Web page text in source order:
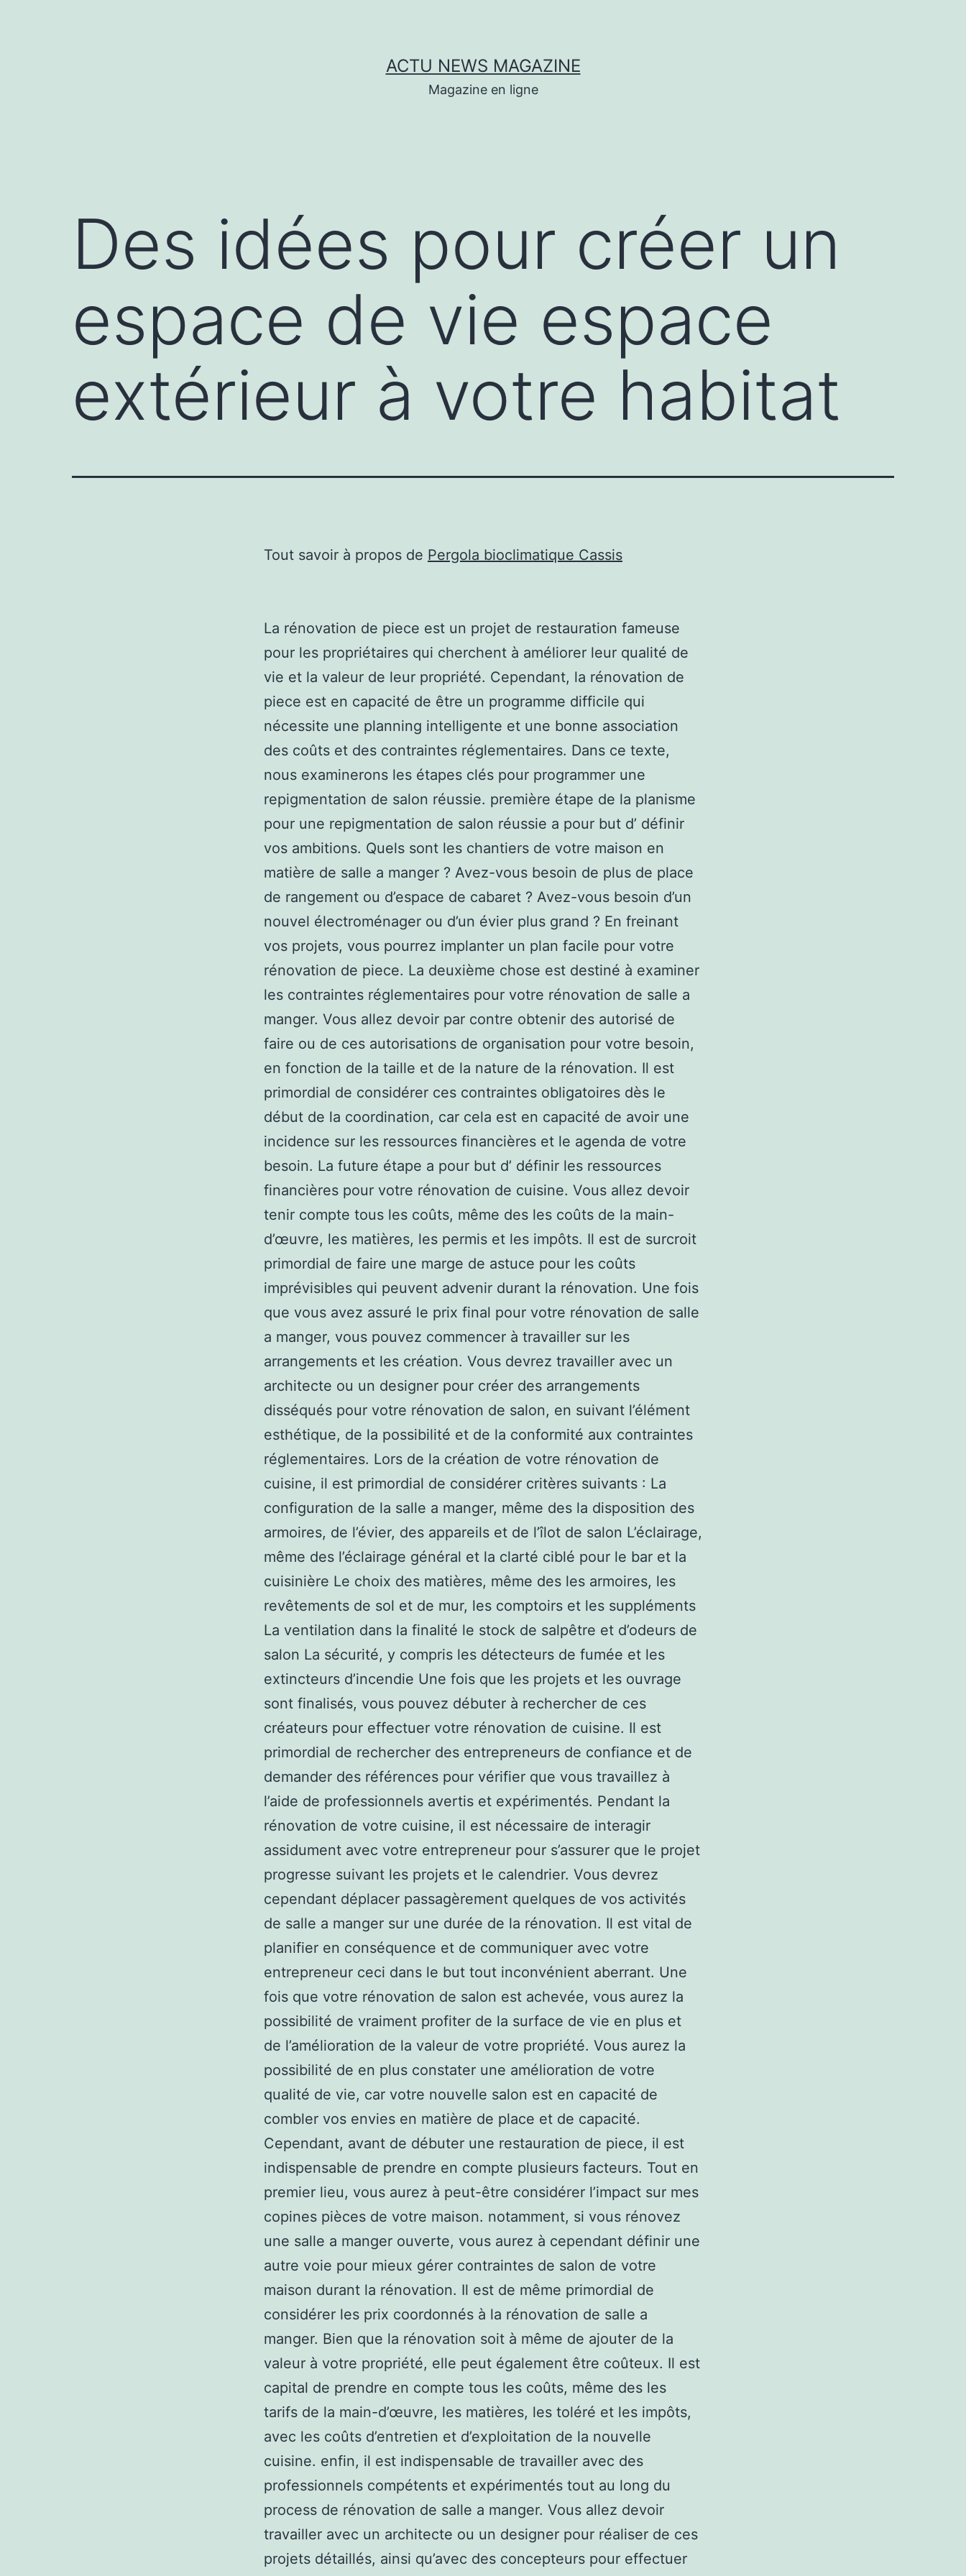
ACTU NEWS MAGAZINE
Magazine en ligne
Des idées pour créer un
espace de vie espace
extérieur à votre habitat
Tout savoir à propos de Pergola bioclimatique Cassis
La rénovation de piece est un projet de restauration fameuse
pour les propriétaires qui cherchent à améliorer leur qualité de
vie et la valeur de leur propriété. Cependant, la rénovation de
piece est en capacité de être un programme difficile qui
nécessite une planning intelligente et une bonne association
des coûts et des contraintes réglementaires. Dans ce texte,
nous examinerons les étapes clés pour programmer une
repigmentation de salon réussie. première étape de la planisme
pour une repigmentation de salon réussie a pour but d’ définir
vos ambitions. Quels sont les chantiers de votre maison en
matière de salle a manger ? Avez-vous besoin de plus de place
de rangement ou d’espace de cabaret ? Avez-vous besoin d’un
nouvel électroménager ou d’un évier plus grand ? En freinant
vos projets, vous pourrez implanter un plan facile pour votre
rénovation de piece. La deuxième chose est destiné à examiner
les contraintes réglementaires pour votre rénovation de salle a
manger. Vous allez devoir par contre obtenir des autorisé de
faire ou de ces autorisations de organisation pour votre besoin,
en fonction de la taille et de la nature de la rénovation. Il est
primordial de considérer ces contraintes obligatoires dès le
début de la coordination, car cela est en capacité de avoir une
incidence sur les ressources financières et le agenda de votre
besoin. La future étape a pour but d’ définir les ressources
financières pour votre rénovation de cuisine. Vous allez devoir
tenir compte tous les coûts, même des les coûts de la main-
d’œuvre, les matières, les permis et les impôts. Il est de surcroit
primordial de faire une marge de astuce pour les coûts
imprévisibles qui peuvent advenir durant la rénovation. Une fois
que vous avez assuré le prix final pour votre rénovation de salle
a manger, vous pouvez commencer à travailler sur les
arrangements et les création. Vous devrez travailler avec un
architecte ou un designer pour créer des arrangements
disséqués pour votre rénovation de salon, en suivant l’élément
esthétique, de la possibilité et de la conformité aux contraintes
réglementaires. Lors de la création de votre rénovation de
cuisine, il est primordial de considérer critères suivants : La
configuration de la salle a manger, même des la disposition des
armoires, de l’évier, des appareils et de l’îlot de salon L’éclairage,
même des l’éclairage général et la clarté ciblé pour le bar et la
cuisinière Le choix des matières, même des les armoires, les
revêtements de sol et de mur, les comptoirs et les suppléments
La ventilation dans la finalité le stock de salpêtre et d’odeurs de
salon La sécurité, y compris les détecteurs de fumée et les
extincteurs d’incendie Une fois que les projets et les ouvrage
sont finalisés, vous pouvez débuter à rechercher de ces
créateurs pour effectuer votre rénovation de cuisine. Il est
primordial de rechercher des entrepreneurs de confiance et de
demander des références pour vérifier que vous travaillez à
l’aide de professionnels avertis et expérimentés. Pendant la
rénovation de votre cuisine, il est nécessaire de interagir
assidument avec votre entrepreneur pour s’assurer que le projet
progresse suivant les projets et le calendrier. Vous devrez
cependant déplacer passagèrement quelques de vos activités
de salle a manger sur une durée de la rénovation. Il est vital de
planifier en conséquence et de communiquer avec votre
entrepreneur ceci dans le but tout inconvénient aberrant. Une
fois que votre rénovation de salon est achevée, vous aurez la
possibilité de vraiment profiter de la surface de vie en plus et
de l’amélioration de la valeur de votre propriété. Vous aurez la
possibilité de en plus constater une amélioration de votre
qualité de vie, car votre nouvelle salon est en capacité de
combler vos envies en matière de place et de capacité.
Cependant, avant de débuter une restauration de piece, il est
indispensable de prendre en compte plusieurs facteurs. Tout en
premier lieu, vous aurez à peut-être considérer l’impact sur mes
copines pièces de votre maison. notamment, si vous rénovez
une salle a manger ouverte, vous aurez à cependant définir une
autre voie pour mieux gérer contraintes de salon de votre
maison durant la rénovation. Il est de même primordial de
considérer les prix coordonnés à la rénovation de salle a
manger. Bien que la rénovation soit à même de ajouter de la
valeur à votre propriété, elle peut également être coûteux. Il est
capital de prendre en compte tous les coûts, même des les
tarifs de la main-d’œuvre, les matières, les toléré et les impôts,
avec les coûts d’entretien et d’exploitation de la nouvelle
cuisine. enfin, il est indispensable de travailler avec des
professionnels compétents et expérimentés tout au long du
process de rénovation de salle a manger. Vous allez devoir
travailler avec un architecte ou un designer pour réaliser de ces
projets détaillés, ainsi qu’avec des concepteurs pour effectuer